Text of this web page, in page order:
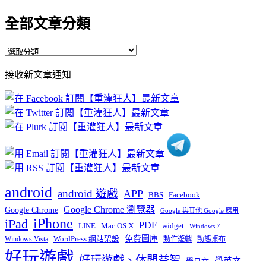
全部文章分類
全
文
章
分
類
接收新文章通知
android android 遊戲 APP BBS Facebook
Google Chrome Google Chrome 瀏覽器 Google 與其他 Google 應用
iPad iPhone LINE Mac OS X PDF widget Windows 7
Windows Vista WordPress 網站架設 免費圖庫 動作遊戲 動態桌布